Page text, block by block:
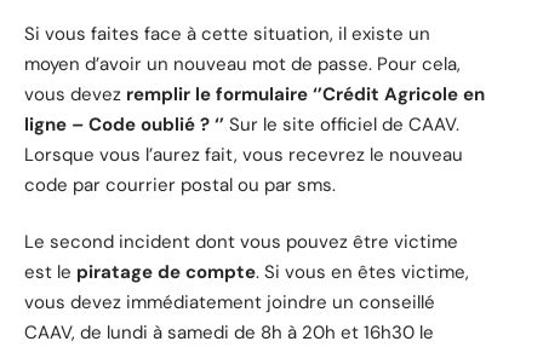
Si vous faites face à cette situation, il existe un
moyen d’avoir un nouveau mot de passe. Pour cela,
vous devez remplir le formulaire ‘’Crédit Agricole en
ligne – Code oublié ? ‘’ Sur le site officiel de CAAV.
Lorsque vous l’aurez fait, vous recevrez le nouveau
code par courrier postal ou par sms.
Le second incident dont vous pouvez être victime
est le piratage de compte. Si vous en êtes victime,
vous devez immédiatement joindre un conseillé
CAAV, de lundi à samedi de 8h à 20h et 16h30 le